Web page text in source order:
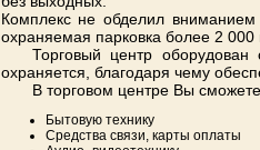
Комплекс не обделил
охраняемая парковка более 2 000
Торговый центр
охраняется, благодаря чему
В торговом центре Вы
Бытовую технику
Средства связи, карты оплаты